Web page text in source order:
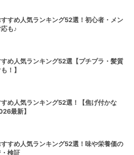
すめ人気ランキング52選！初心者・メン
も♪
め人気ランキング52選【プチプラ・髪質
！】
め人気ランキング52選！【焦げ付かな
最新】
すめ人気ランキング52選！味や栄養価の
検証